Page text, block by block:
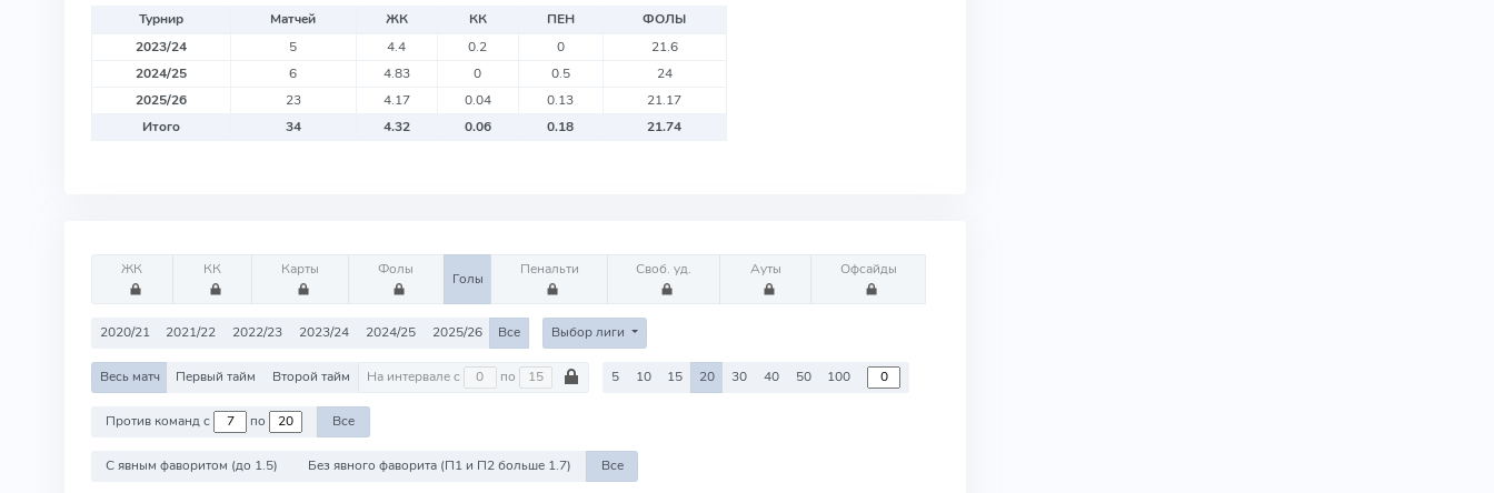
Турнир Матчей ЖК КК ПЕН
ФОЛЫ
2023/24
5 4.4 0.2 0
21.6
2024/25
6 4.83 0 0.5
24
2025/26
23 4.17 0.04 0.13
21.17
Итого
34 4.32 0.06 0.18 21.74
ЖК КК Карты Фолы
Голы
Пенальти Своб. уд. Ауты Офсайды
2020/21 2021/22 2022/23 2023/24 2024/25 2025/26 Все Выбор лиги
Весь матч Первый тайм Второй тайм На интервале с по 5 10 15 20 30 40 50 100
Против команд с по Все
С явным фаворитом (до 1.5) Без явного фаворита (П1 и П2 больше 1.7) Все